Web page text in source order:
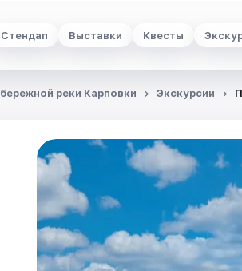
Стендап Выставки Квесты
реки Карповки Экскурсии